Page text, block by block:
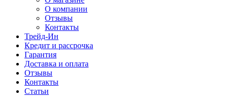
О компании
Отзывы
Контакты
Трейд-Ин
Кредит и рассрочка
Гарантия
Доставка и оплата
Отзывы
Контакты
Статьи